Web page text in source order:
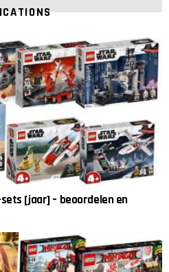
sets [jaar] – beoordelen en